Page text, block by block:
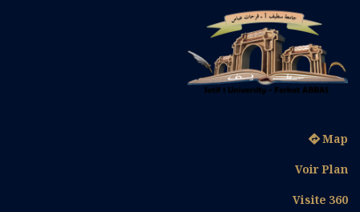
Map
Voir Plan
Visite 360